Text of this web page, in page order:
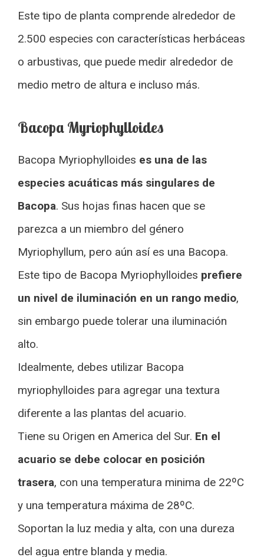
Este tipo de planta comprende alrededor de
2.500 especies con características herbáceas
o arbustivas, que puede medir alrededor de
medio metro de altura e incluso más.
Bacopa Myriophylloides
Bacopa Myriophylloides es una de las
especies acuáticas más singulares de
Bacopa. Sus hojas finas hacen que se
parezca a un miembro del género
Myriophyllum, pero aún así es una Bacopa.
Este tipo de Bacopa Myriophylloides prefiere
un nivel de iluminación en un rango medio,
sin embargo puede tolerar una iluminación
alto.
Idealmente, debes utilizar Bacopa
myriophylloides para agregar una textura
diferente a las plantas del acuario.
Tiene su Origen en America del Sur. En el
acuario se debe colocar en posición
trasera, con una temperatura minima de 22ºC
y una temperatura máxima de 28ºC.
Soportan la luz media y alta, con una dureza
del agua entre blanda y media.